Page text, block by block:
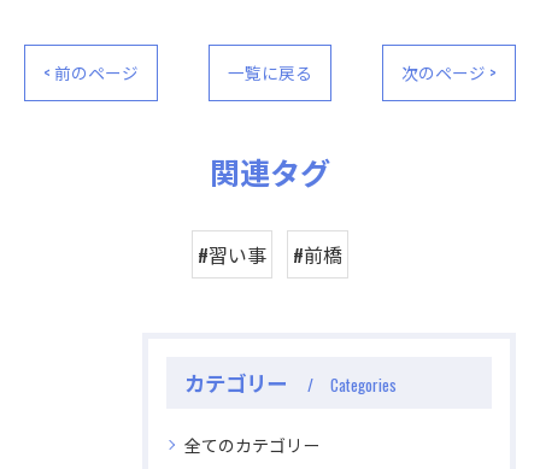
< 前のページ 一覧に戻る 次のページ >
関連タグ
#習い事 #前橋
カテゴリー Categories
全てのカテゴリー